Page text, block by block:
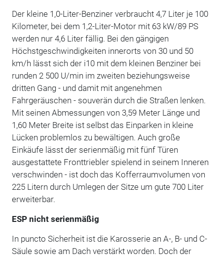
Der kleine 1,0-Liter-Benziner verbraucht 4,7 Liter je 100
Kilometer, bei dem 1,2-Liter-Motor mit 63 kW/89 PS
werden nur 4,6 Liter fällig. Bei den gängigen
Höchstgeschwindigkeiten innerorts von 30 und 50
km/h lässt sich der i10 mit dem kleinen Benziner bei
runden 2 500 U/min im zweiten beziehungsweise
dritten Gang - und damit mit angenehmen
Fahrgeräuschen - souverän durch die Straßen lenken.
Mit seinen Abmessungen von 3,59 Meter Länge und
1,60 Meter Breite ist selbst das Einparken in kleine
Lücken problemlos zu bewältigen. Auch große
Einkäufe lässt der serienmäßig mit fünf Türen
ausgestattete Fronttriebler spielend in seinem Inneren
verschwinden - ist doch das Kofferraumvolumen von
225 Litern durch Umlegen der Sitze um gute 700 Liter
erweiterbar.
ESP nicht serienmäßig
In puncto Sicherheit ist die Karosserie an A-, B- und C-
Säule sowie am Dach verstärkt worden. Doch der